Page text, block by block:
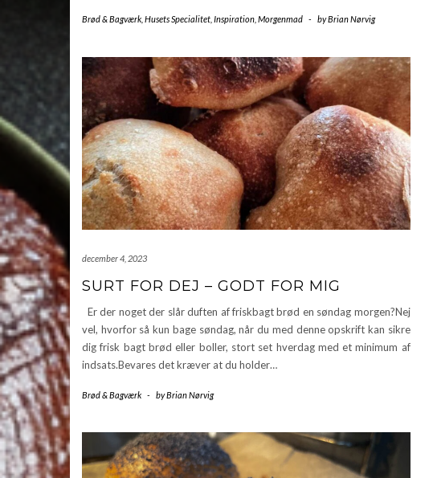
Brød & Bagværk Husets Specialitet Inspiration Morgenmad - byBrian Nørvig
december 4, 2023
SURT FOR DEJ – GODT FOR MIG
Er der noget der slår duften af friskbagt brød en søndag morgen?Nej
vel, hvorfor så kun bage søndag, når du med denne opskrift kan sikre
dig frisk bagt brød eller boller, stort set hverdag med et minimum af
indsats.Bevares det kræver at du holder…
Brød & Bagværk - byBrian Nørvig